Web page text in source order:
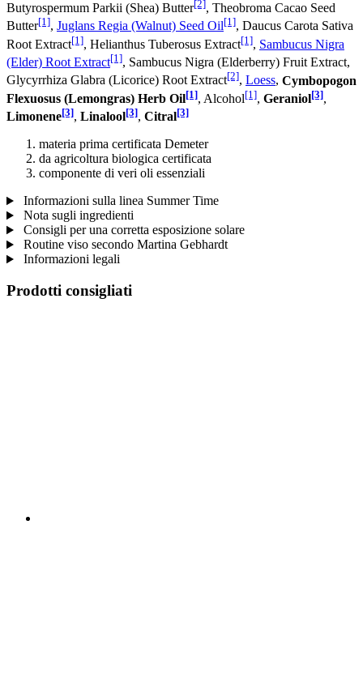
Butyrospermum Parkii (Shea) Butter[2], Theobroma Cacao Seed
Butter[1], Juglans Regia (Walnut) Seed Oil[1], Daucus Carota Sativa
Root Extract[1], Helianthus Tuberosus Extract[1], Sambucus Nigra
(Elder) Root Extract[1], Sambucus Nigra (Elderberry) Fruit Extract,
Glycyrrhiza Glabra (Licorice) Root Extract[2], Loess, Cymbopogon
Flexuosus (Lemongras) Herb Oil[1], Alcohol[1], Geraniol[3],
Limonene[3], Linalool[3], Citral[3]
materia prima certificata Demeter
da agricoltura biologica certificata
componente di veri oli essenziali
Informazioni sulla linea Summer Time
Nota sugli ingredienti
Consigli per una corretta esposizione solare
Routine viso secondo Martina Gebhardt
Informazioni legali
Prodotti consigliati